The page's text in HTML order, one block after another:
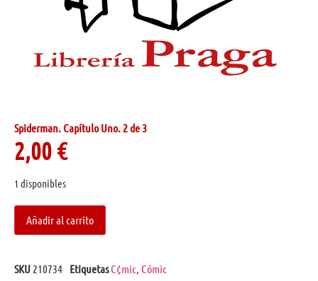
Spiderman. Capítulo Uno. 2 de 3
2,00€
1 disponibles
Añadir al carrito
SKU 210734 EtiquetasC¢mic, Cómic